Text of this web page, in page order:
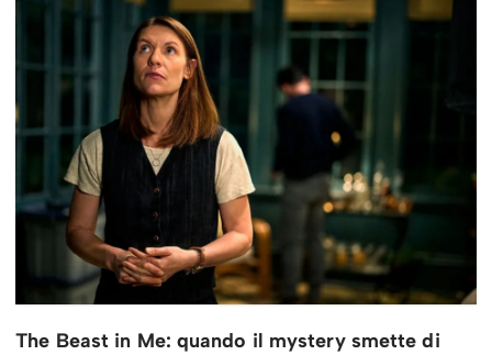
The Beast in Me: quando il mystery smette di